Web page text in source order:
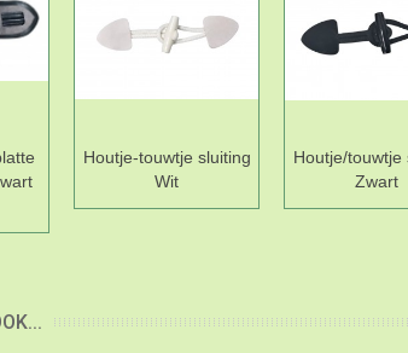
Houtje-touwtje sluiting
Wit
Houtje/touwtje
Zwart